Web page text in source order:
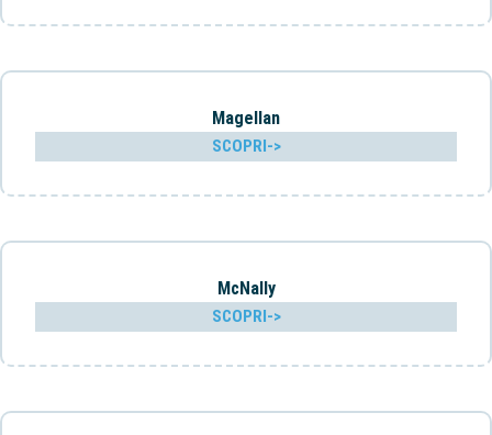
Magellan
SCOPRI->
McNally
SCOPRI->